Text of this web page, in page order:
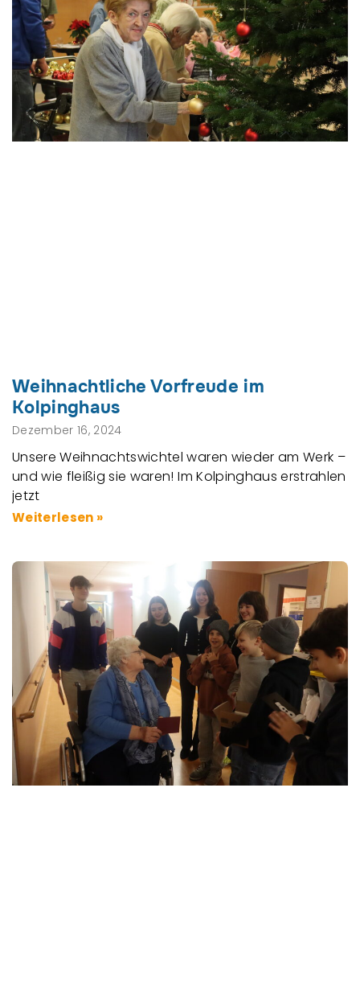
Weihnachtliche Vorfreude im
Kolpinghaus
Dezember 16, 2024
Unsere Weihnachtswichtel waren wieder am Werk –
und wie fleißig sie waren! Im Kolpinghaus erstrahlen
jetzt
Weiterlesen »